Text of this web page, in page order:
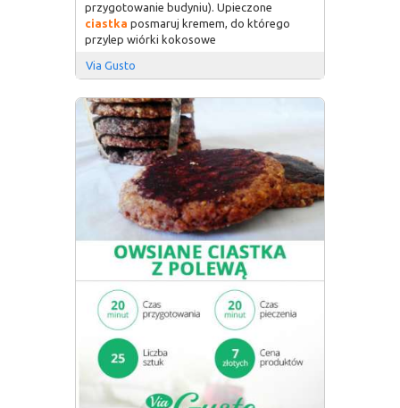
przygotowanie budyniu). Upieczone
ciastka posmaruj kremem, do którego
przylep wiórki kokosowe
Via Gusto